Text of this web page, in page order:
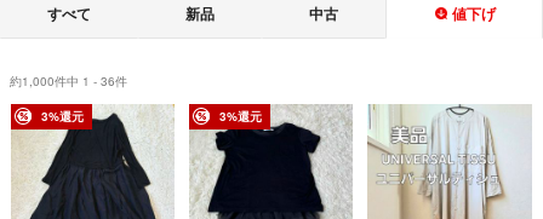
すべて 新品 中古 値下げ
約1,000件中 1 - 36件
3%還元 3%還元